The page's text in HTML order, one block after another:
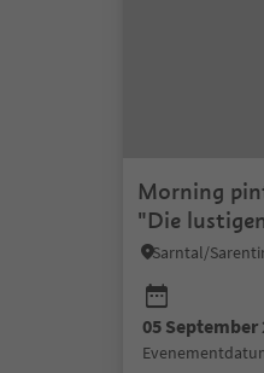
Morning
"Die
05 September